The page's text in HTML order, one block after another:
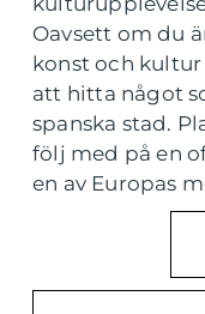
Oavsett om du
konst och
att hitta något
spanska stad.
följ med på en
en av Europas